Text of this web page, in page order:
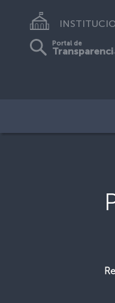
Portal de
Transparencia